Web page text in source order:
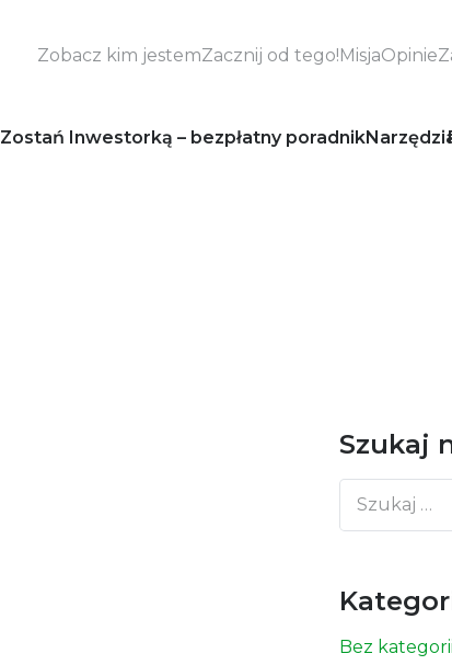
Zobacz kim jestemZacznij od tego!MisjaOpinie
Zostań Inwestorką – bezpłatny poradnik
Szukaj
Szukaj:
Bez kategorii